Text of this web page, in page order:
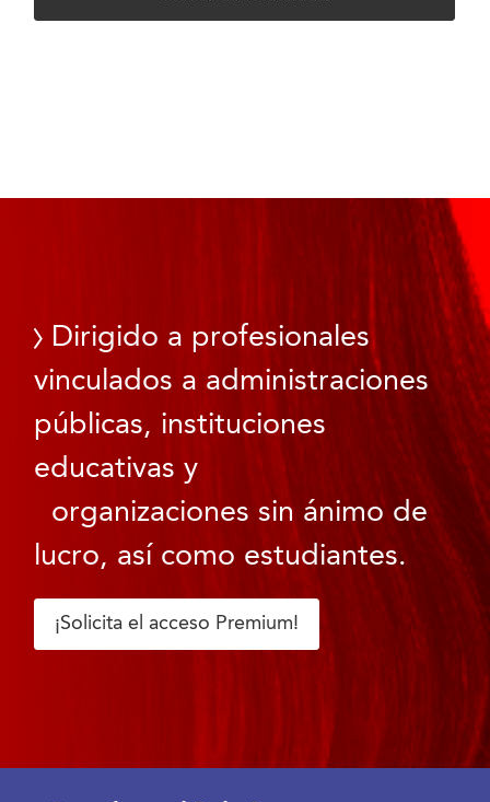
Dirigido a profesionales
vinculados a administraciones
públicas, instituciones
educativas y
organizaciones sin ánimo de
lucro, así como estudiantes.
¡Solicita el acceso Premium!